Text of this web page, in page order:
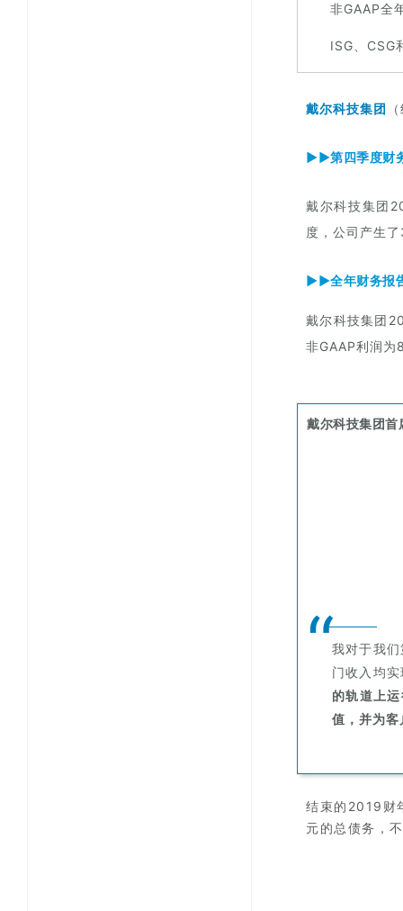
非GAAP全
ISG、CSG
戴尔科技集团
▶▶第四季度财
戴尔科技集团
度，公司产生了
▶▶全年财务报
戴尔科技集团
非GAAP利润为
戴尔科技集团
“我对于我
门收入均
的轨道上
值，并为
结束的2019财
元的总债务，